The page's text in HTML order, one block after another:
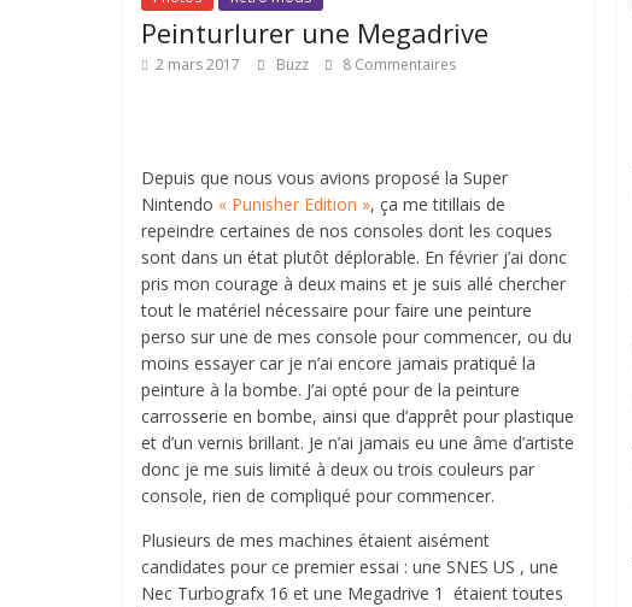
Peinturlurer une Megadrive
2 mars 2017 Buzz 8 Commentaires
Depuis que nous vous avions proposé la Super
Nintendo « Punisher Edition », ça me titillais de
repeindre certaines de nos consoles dont les coques
sont dans un état plutôt déplorable. En février j’ai donc
pris mon courage à deux mains et je suis allé chercher
tout le matériel nécessaire pour faire une peinture
perso sur une de mes console pour commencer, ou du
moins essayer car je n’ai encore jamais pratiqué la
peinture à la bombe. J’ai opté pour de la peinture
carrosserie en bombe, ainsi que d’apprêt pour plastique
et d’un vernis brillant. Je n’ai jamais eu une âme d’artiste
donc je me suis limité à deux ou trois couleurs par
console, rien de compliqué pour commencer.
Plusieurs de mes machines étaient aisément
candidates pour ce premier essai : une SNES US , une
Nec Turbografx 16 et une Megadrive 1 étaient toutes